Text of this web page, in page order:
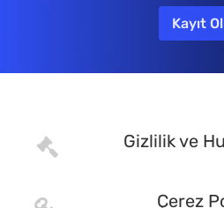
Gizlilik ve
Çerez